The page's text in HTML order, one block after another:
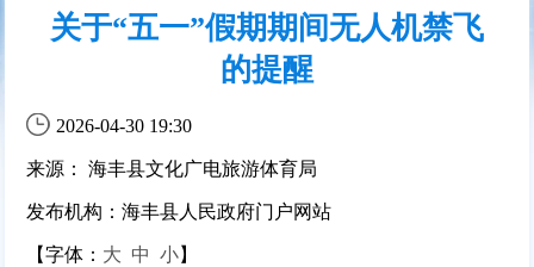
关于“五一”假期期间无人机禁飞
的提醒
2026-04-30 19:30
来源： 海丰县文化广电旅游体育局
发布机构：海丰县人民政府门户网站
【字体： 大 中 小】